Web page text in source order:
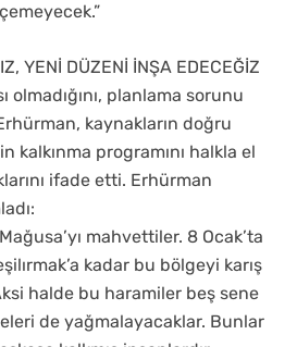
YENİ DÜZENİ İNŞA EDECEĞİZ
olmadığını, planlama sorunu
kaynakların doğru
kalkınma programını halkla el
ifade etti. Erhürman
mahvettiler. 8 Ocak’ta
kadar bu bölgeyi karış
halde bu haramiler beş sene
de yağmalayacaklar. Bunlar